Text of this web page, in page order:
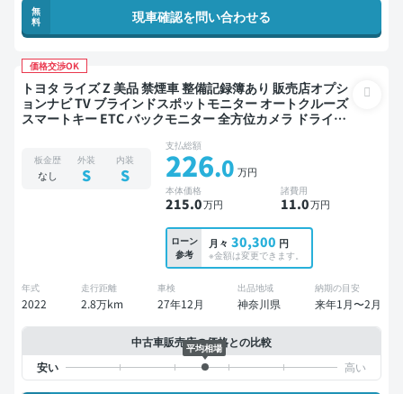
無
料
現車確認を問い合わせる
価格交渉OK
トヨタ ライズ Z 美品 禁煙車 整備記録簿あり 販売店オプシ
ョンナビ TV ブラインドスポットモニター オートクルーズ
スマートキー ETC バックモニター 全方位カメラ ドライブ
板金歴
なし
外装
S
内装
S
支払総額
226.0 万円
本体価格
215.0万円
諸費用
11.0万円
ローン
参考
月々 30,300 円
※金額は変更できます。
年式
2022
走行距離
2.8万km
車検
27年12月
出品地域
神奈川県
納期の目安
来年1月〜2月
中古車販売店の価格との比較
平均相場